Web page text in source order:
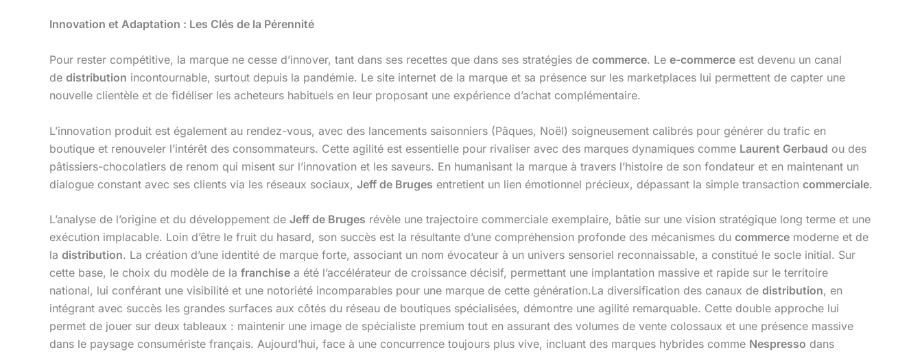
Innovation et Adaptation : Les Clés de la Pérennité
Pour rester compétitive, la marque ne cesse d’innover, tant dans ses recettes que dans ses stratégies de commerce. Le e-commerce est devenu un canal
de distribution incontournable, surtout depuis la pandémie. Le site internet de la marque et sa présence sur les marketplaces lui permettent de capter une
nouvelle clientèle et de fidéliser les acheteurs habituels en leur proposant une expérience d’achat complémentaire.
L’innovation produit est également au rendez-vous, avec des lancements saisonniers (Pâques, Noël) soigneusement calibrés pour générer du trafic en
boutique et renouveler l’intérêt des consommateurs. Cette agilité est essentielle pour rivaliser avec des marques dynamiques comme Laurent Gerbaud ou des
pâtissiers-chocolatiers de renom qui misent sur l’innovation et les saveurs. En humanisant la marque à travers l’histoire de son fondateur et en maintenant un
dialogue constant avec ses clients via les réseaux sociaux, Jeff de Bruges entretient un lien émotionnel précieux, dépassant la simple transaction commerciale.
L’analyse de l’origine et du développement de Jeff de Bruges révèle une trajectoire commerciale exemplaire, bâtie sur une vision stratégique long terme et une
exécution implacable. Loin d’être le fruit du hasard, son succès est la résultante d’une compréhension profonde des mécanismes du commerce moderne et de
la distribution. La création d’une identité de marque forte, associant un nom évocateur à un univers sensoriel reconnaissable, a constitué le socle initial. Sur
cette base, le choix du modèle de la franchise a été l’accélérateur de croissance décisif, permettant une implantation massive et rapide sur le territoire
national, lui conférant une visibilité et une notoriété incomparables pour une marque de cette génération.La diversification des canaux de distribution, en
intégrant avec succès les grandes surfaces aux côtés du réseau de boutiques spécialisées, démontre une agilité remarquable. Cette double approche lui
permet de jouer sur deux tableaux : maintenir une image de spécialiste premium tout en assurant des volumes de vente colossaux et une présence massive
dans le paysage consumériste français. Aujourd’hui, face à une concurrence toujours plus vive, incluant des marques hybrides comme Nespresso dans